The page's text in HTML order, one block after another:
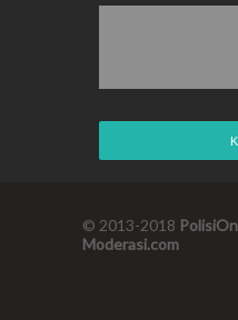
© 2013-2018
Moderasi.com